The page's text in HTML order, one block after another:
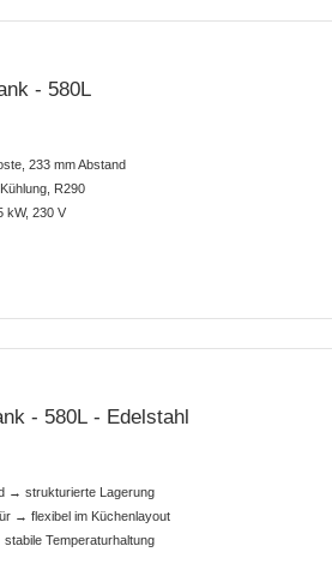
- 580L
233 mm Abstand
R290
kW, 230 V
- 580L - Edelstahl
→ strukturierte Lagerung
→ flexibel im Küchenlayout
Temperaturhaltung